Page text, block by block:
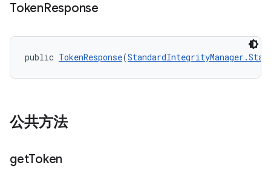
TokenResponse
public TokenResponse(
公共方法
getToken